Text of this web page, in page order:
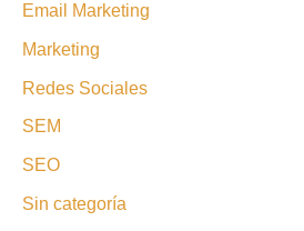
Email Marketing
Marketing
Redes Sociales
SEM
SEO
Sin categoría